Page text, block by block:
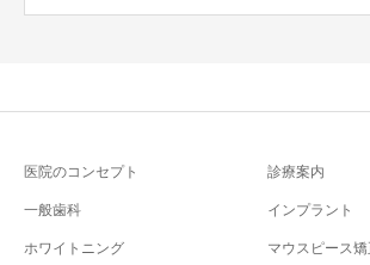
医院のコンセプト
診療案内
一般歯科
インプラント
ホワイトニング
マウスピース矯